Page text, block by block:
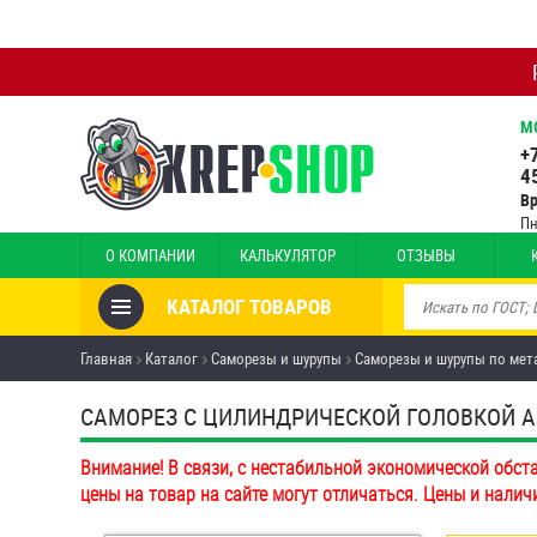
О КОМПАНИИ КАЛЬКУЛЯТОР ОТЗЫВЫ
КАТАЛОГ ТОВАРОВ
Товары со скидкой
Анкеры
Антивандальный крепёж,
инструмент
Болты и винты
Главная Каталог Саморезы и шурупы Саморезы и шурупы по
САМОРЕЗ С ЦИЛИНДРИЧЕСКОЙ ГОЛОВКОЙ
Внимание! В связи, с нестабильной экономической
цены на товар на сайте могут отличаться. Цены и